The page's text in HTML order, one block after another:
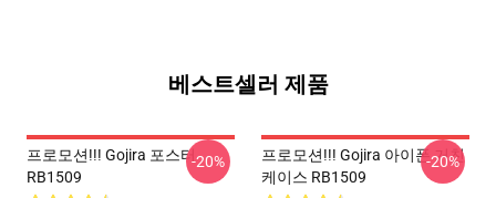
베스트셀러 제품
프로모션!!! Gojira 포스터
RB1509
-20%
프로모션!!! Gojira 아이폰 거친
케이스 RB1509
-20%